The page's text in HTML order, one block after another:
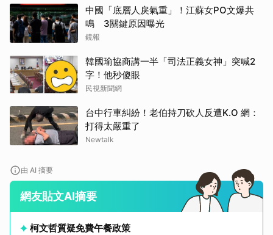
中國「底層人戾氣重」！江蘇女PO文爆共
鳴 3關鍵原因曝光
鏡報
韓國瑜協商講一半「司法正義女神」突喊2
字！他秒傻眼
民視新聞網
台中行車糾紛！老伯持刀砍人反遭K.O 網：
打得太嚴重了
Newtalk
由 AI 摘要
網友貼文AI摘要
柯文哲質疑免費午餐政策